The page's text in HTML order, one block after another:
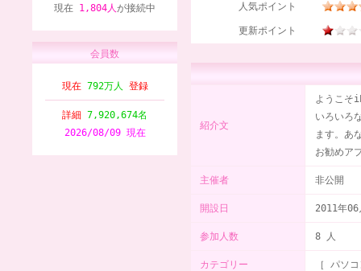
現在 1,804人が接続中
会員数
現在 792万人 登録
詳細 7,920,674名
2026/08/09 現在
人気ポイント
更新ポイント
紹介文
ようこそ
いろいろ
ます。あ
お勧めア
主催者 非公開
開設日 2011年06
参加人数 8 人
カテゴリー ［ パソ